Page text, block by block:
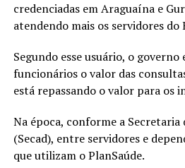
credenciadas em Araguaína e
atendendo mais os servidores do
Segundo esse usuário, o
funcionários o valor das
está repassando o valor para os
Na época, conforme a
(Secad), entre servidores e
que utilizam o PlanSaúde.